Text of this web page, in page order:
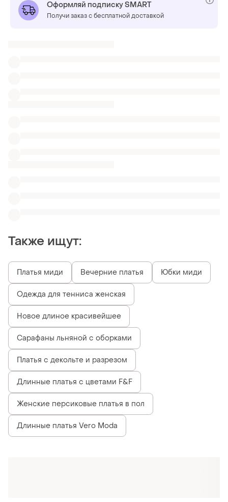
Оформляй подписку SMART
Получи заказ с бесплатной доставкой
Также ищут:
Платья миди Вечерние платья Юбки миди
Одежда для тенниса женская
Новое длиное красивейшее
Сарафаны льняной с оборками
Платья с декольте и разрезом
Длинные платья с цветами F&F
Женские персиковые платья в пол
Длинные платья Vero Moda